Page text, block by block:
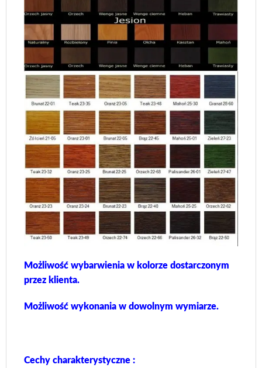
Możliwość wybarwienia w kolorze dostarczonym
przez klienta.
Możliwość wykonania w dowolnym wymiarze.
Cechy charakterystyczne :